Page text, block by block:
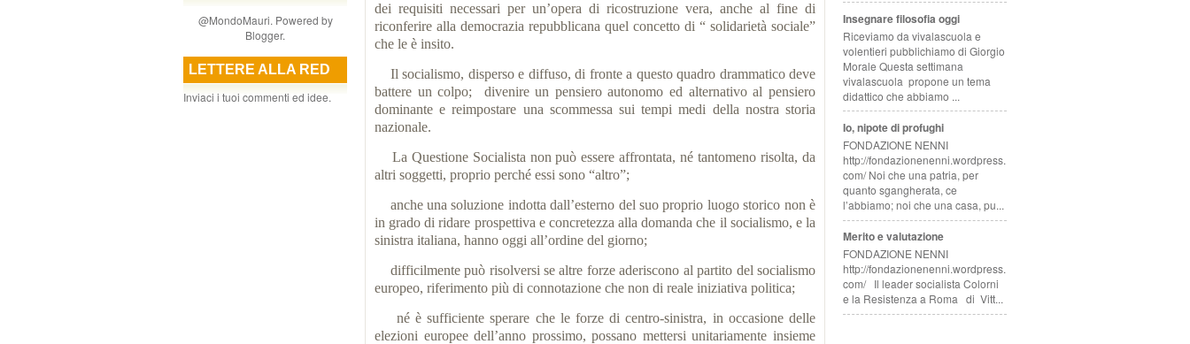
@MondoMauri. Powered by
Blogger.
LETTERE ALLA RED
Inviaci i tuoi commenti ed idee.
dei requisiti necessari per un’opera di ricostruzione vera, anche al fine di
riconferire alla democrazia repubblicana quel concetto di “ solidarietà sociale”
che le è insito.
Il socialismo, disperso e diffuso, di fronte a questo quadro drammatico deve
battere un colpo; divenire un pensiero autonomo ed alternativo al pensiero
dominante e reimpostare una scommessa sui tempi medi della nostra storia
nazionale.
La Questione Socialista non può essere affrontata, né tantomeno risolta, da
altri soggetti, proprio perché essi sono “altro”;
anche una soluzione indotta dall’esterno del suo proprio luogo storico non è
in grado di ridare prospettiva e concretezza alla domanda che il socialismo, e la
sinistra italiana, hanno oggi all’ordine del giorno;
difficilmente può risolversi se altre forze aderiscono al partito del socialismo
europeo, riferimento più di connotazione che non di reale iniziativa politica;
né è sufficiente sperare che le forze di centro-sinistra, in occasione delle
elezioni europee dell’anno prossimo, possano mettersi unitariamente insieme
Insegnare filosofia oggi
Riceviamo da vivalascuola e
volentieri pubblichiamo di Giorgio
Morale Questa settimana
vivalascuola propone un tema
didattico che abbiamo ...
Io, nipote di profughi
FONDAZIONE NENNI
http://fondazionenenni.wordpress.
com/ Noi che una patria, per
quanto sgangherata, ce
l’abbiamo; noi che una casa, pu...
Merito e valutazione
FONDAZIONE NENNI
http://fondazionenenni.wordpress.
com/ Il leader socialista Colorni
e la Resistenza a Roma di Vitt...